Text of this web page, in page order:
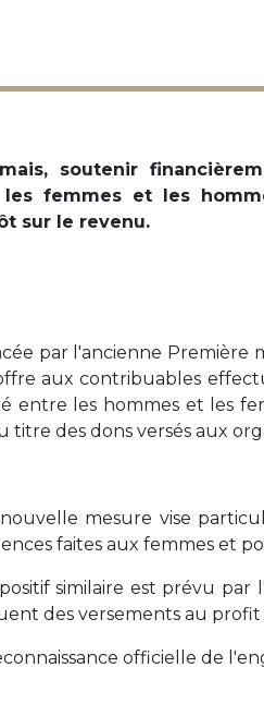
soutenir
les femmes et les
sur le revenu.
par l'ancienne Première
aux contribuables
entre les hommes et les
titre des dons versés aux
mesure vise
faites aux femmes et
similaire est prévu
des versements au
officielle de